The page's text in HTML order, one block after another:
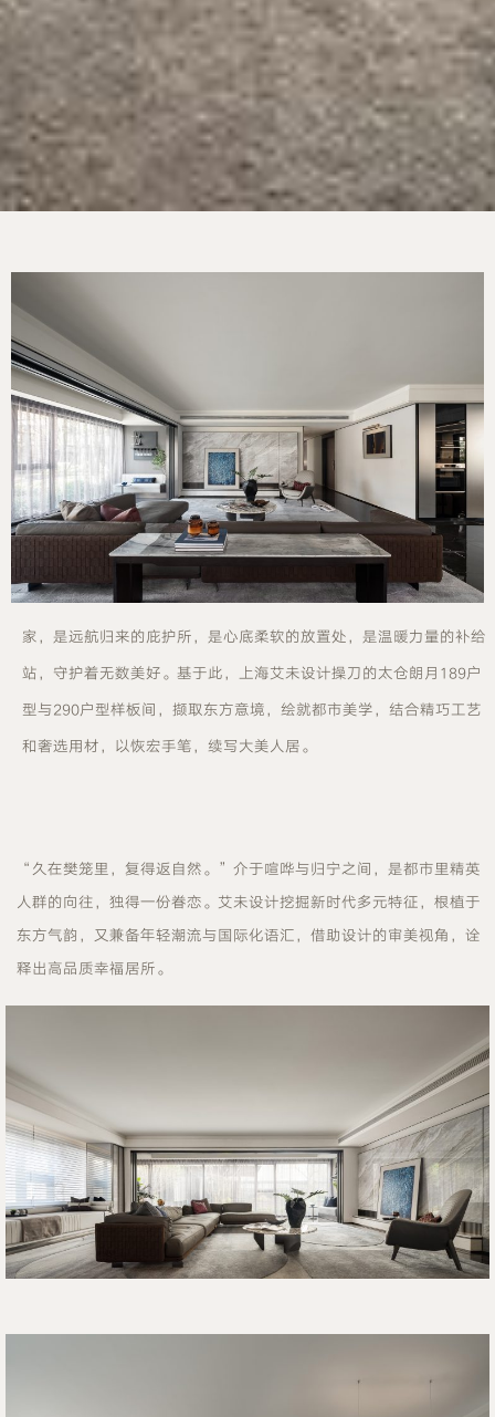
家，是远航归来的庇护所，是心底柔软的放置处，是温暖力量的补给
站，守护着无数美好。基于此，上海艾未设计操刀的太仓朗月189户
型与290户型样板间，撷取东方意境，绘就都市美学，结合精巧工艺
和奢选用材，以恢宏手笔，续写大美人居。
“久在樊笼里，复得返自然。”介于喧哗与归宁之间，是都市里精英
人群的向往，独得一份眷恋。艾未设计挖掘新时代多元特征，根植于
东方气韵，又兼备年轻潮流与国际化语汇，借助设计的审美视角，诠
释出高品质幸福居所。